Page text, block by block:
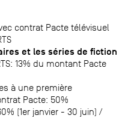
contrat Pacte télévisuel
et les séries de fiction
13% du montant Pacte
à une première
Pacte: 50%
(1er janvier - 30 juin) /